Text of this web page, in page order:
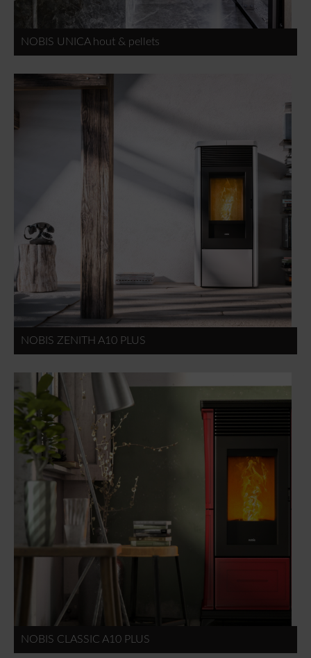
NOBIS UNICA hout & pellets
NOBIS ZENITH A10 PLUS
NOBIS CLASSIC A10 PLUS